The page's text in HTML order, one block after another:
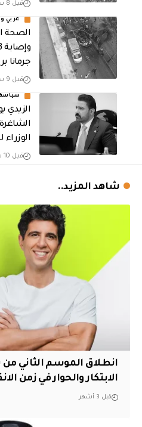
قبل 8 ساعات
عربي
الصحة
جرمانا
قبل 9 ساعات
الزيدي
قبل 10 ساعات
شاهد المزيد..
انطلاق الموسم الثاني
الابتكار والحوار في زمن
قبل 3 أشهر